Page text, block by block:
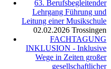
63. Berufsbegleitender
Lehrgang Führung und
Leitung einer Musikschule
02.02.2026 Trossingen
FACHTAGUNG
INKLUSION - Inklusive
Wege in Zeiten großer
gesellschaftlicher